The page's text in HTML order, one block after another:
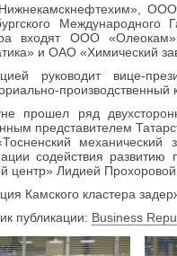
входят ООО
и ОАО «Химический
руководит вице-
производственный
прошел ряд
представителем
механический
содействия развитию
центр» Лидией
Камского кластера
публикации: Business